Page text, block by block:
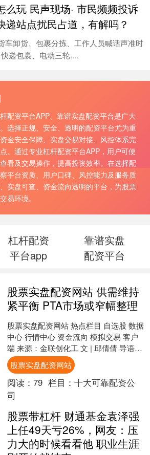
么玩 民声现场· 市民频频投诉
递站点扰民占道，有解吗？
车卸货、包裹分拣、工作人员喊话声准时
递包裹、电动三轮....
配资平台APP、靠谱实盘配资平台是广大
选择正规、安全、透明的配资平台尤为重
金安全保障、实盘交易对接、风控体系完
。通过专业杠杆配资平台APP，用户可便
看及交易操作，提高投资效率。在选择配
平台资质、用户口碑、风控能力及服务质
实盘可查、资金流向透明的平台，为股票
易环境。
杠杆配资
平台app
靠谱实盘
配资平台
股票实盘配资网站 供需维持
紧平衡 PTA市场或窄幅整理
股票实盘配资网站 热点栏目 自选股 数据
中心 行情中心 资金流向 模拟交易 客户
端 来源：金联创化工 文 | 邱倩倩 导语：
2026年7月，PTA产业链整体先扬....
股票实盘配资网站
阅读： 79 栏目： 十大可靠配资公
司
股票带杠杆 财通基金袁泽强
上任49天亏26%，网友：压
力大的时候看看他 职业生涯